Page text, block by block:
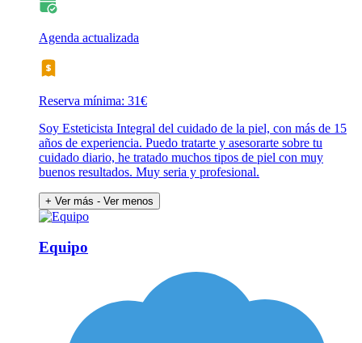
Agenda actualizada
Reserva mínima: 31€
Soy Esteticista Integral del cuidado de la piel, con más de 15
años de experiencia. Puedo tratarte y asesorarte sobre tu
cuidado diario, he tratado muchos tipos de piel con muy
buenos resultados. Muy seria y profesional.
+ Ver más - Ver menos
Equipo